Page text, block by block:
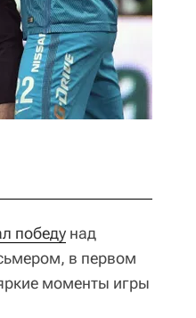
победу над
в первом
моменты игры